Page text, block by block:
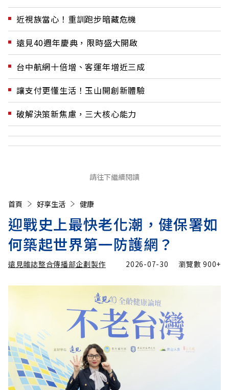
近視族當心！重訓跑步暗藏危機
遠見40週年慶典，限時盛大開啟
台中航網十倍增、客運年增近三成
讓支付更懂生活！玉山開創新體驗
破解決策新焦慮，三大核心能力
請往下繼續閱讀
首頁 好享生活 健康
迎戰史上最快老化潮，健保署如
何築起世界第一防護網？
遠見雜誌整合傳播部企劃製作 2026-07-30 瀏覽數900+